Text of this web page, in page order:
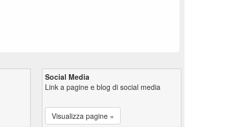
Social Media
Link a pagine e blog di social media
Visualizza pagine »